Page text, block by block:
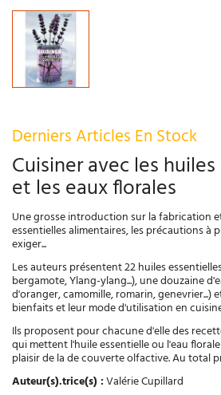
Derniers Articles En Stock
Cuisiner avec les
et les eaux florales
Une grosse introduction sur la fabrication
essentielles alimentaires, les précautions à
exiger...
Les auteurs présentent 22 huiles
bergamote, Ylang-ylang...), une douzaine
d'oranger, camomille, romarin, genevrier...)
bienfaits et leur mode d'utilisation en
Ils proposent pour chacune d'elle des
qui mettent l'huile essentielle ou l'eau
plaisir de la de couverte olfactive. Au total
Auteur(s).trice(s) :Valérie Cupillard